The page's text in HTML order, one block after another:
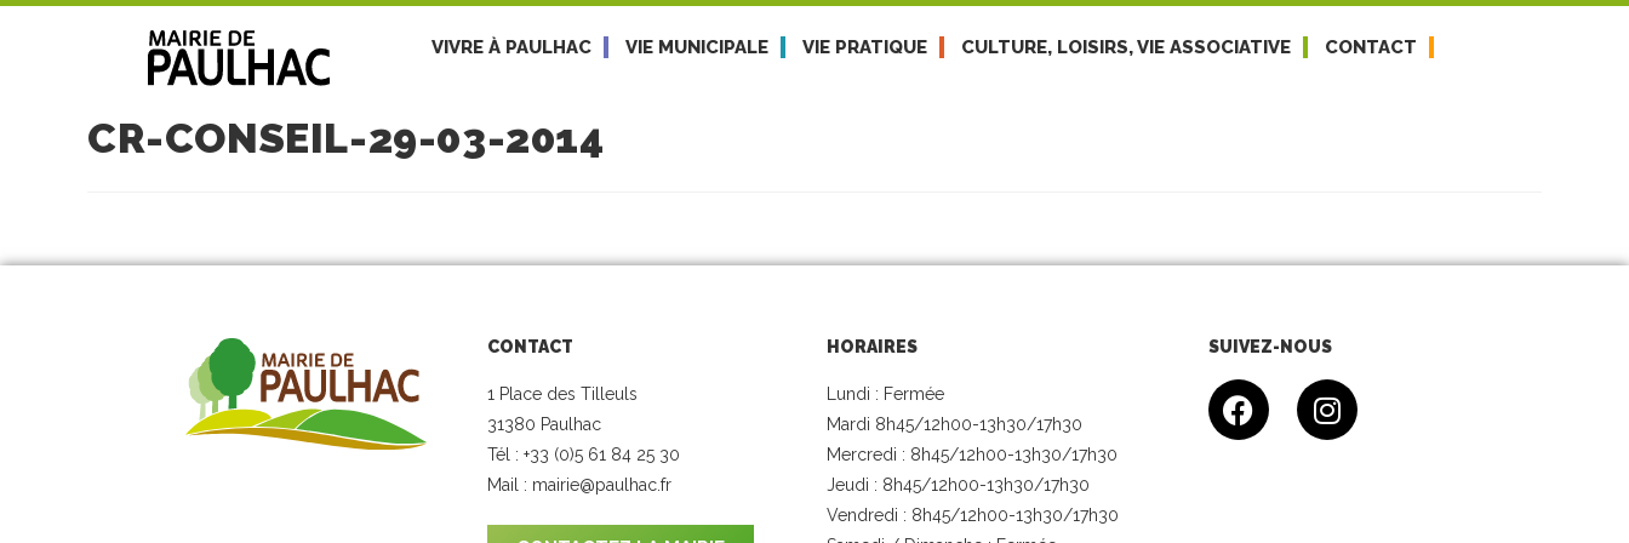
VIVRE À PAULHAC VIE MUNICIPALE VIE PRATIQUE CULTURE, LOISIRS, VIE ASSOCIATIVE CONTACT
CR-CONSEIL-29-03-2014
CONTACT
1 Place des Tilleuls
31380 Paulhac
Tél : +33 (0)5 61 84 25 30
Mail : mairie@paulhac.fr
HORAIRES
Lundi : Fermée
Mardi 8h45/12h00-13h30/17h30
Mercredi : 8h45/12h00-13h30/17h30
Jeudi : 8h45/12h00-13h30/17h30
Vendredi : 8h45/12h00-13h30/17h30
SUIVEZ-NOUS